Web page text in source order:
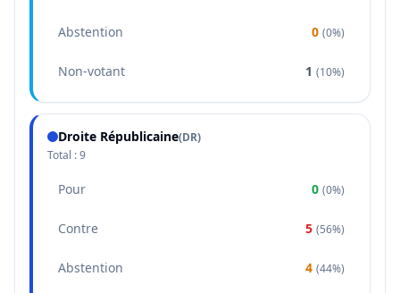
Abstention 0 (0%)
Non-votant 1 (10%)
Droite Républicaine(DR)
Total :9
Pour 0 (0%)
Contre 5 (56%)
Abstention 4 (44%)